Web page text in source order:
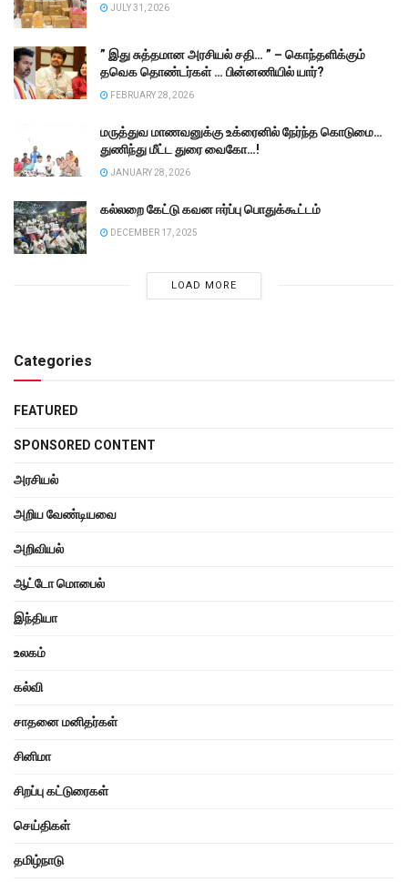
JULY 31, 2026
” இது சுத்தமான அரசியல் சதி… ” – கொந்தளிக்கும்
தவெக தொண்டர்கள் … பின்னணியில் யார்?
FEBRUARY 28, 2026
மருத்துவ மாணவனுக்கு உக்ரைனில் நேர்ந்த கொடுமை…
துணிந்து மீட்ட துரை வைகோ…!
JANUARY 28, 2026
கல்லறை கேட்டு கவன ஈர்ப்பு பொதுக்கூட்டம்
DECEMBER 17, 2025
LOAD MORE
Categories
FEATURED
SPONSORED CONTENT
அரசியல்
அறிய வேண்டியவை
அறிவியல்
ஆட்டோ மொபைல்
இந்தியா
உலகம்
கல்வி
சாதனை மனிதர்கள்
சினிமா
சிறப்பு கட்டுரைகள்
செய்திகள்
தமிழ்நாடு